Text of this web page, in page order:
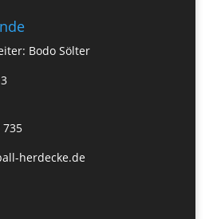
Bodo Sölter
735
herdecke.de